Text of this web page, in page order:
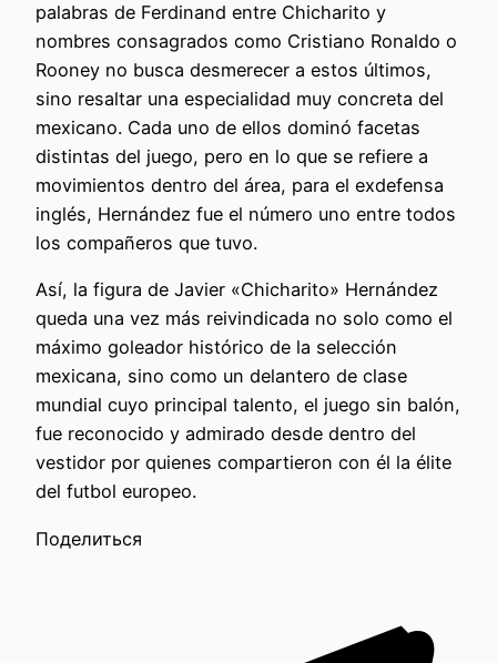
palabras de Ferdinand entre Chicharito y
nombres consagrados como Cristiano Ronaldo o
Rooney no busca desmerecer a estos últimos,
sino resaltar una especialidad muy concreta del
mexicano. Cada uno de ellos dominó facetas
distintas del juego, pero en lo que se refiere a
movimientos dentro del área, para el exdefensa
inglés, Hernández fue el número uno entre todos
los compañeros que tuvo.
Así, la figura de Javier «Chicharito» Hernández
queda una vez más reivindicada no solo como el
máximo goleador histórico de la selección
mexicana, sino como un delantero de clase
mundial cuyo principal talento, el juego sin balón,
fue reconocido y admirado desde dentro del
vestidor por quienes compartieron con él la élite
del futbol europeo.
Поделиться